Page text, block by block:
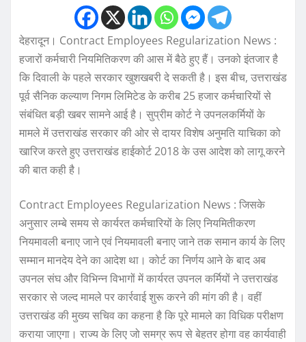
देहरादून। Contract Employees Regularization News :
हजारों कर्मचारी नियमितिकरण की आस में बैठे हुए हैं। उनको इंतजार है
कि दिवाली के पहले सरकार खुशखबरी दे सकती है। इस बीच, उत्तराखंड
पूर्व सैनिक कल्याण निगम लिमिटेड के करीब 25 हजार कर्मचारियों से
संबंधित बड़ी खबर सामने आई है। सुप्रीम कोर्ट ने उपनलकर्मियों के
मामले में उत्तराखंड सरकार की ओर से दायर विशेष अनुमति याचिका को
खारिज करते हुए उत्तराखंड हाईकोर्ट 2018 के उस आदेश को लागू करने
की बात कही है।
Contract Employees Regularization News : जिसके
अनुसार लम्बे समय से कार्यरत कर्मचारियों के लिए नियमितीकरण
नियमावली बनाए जाने एवं नियमावली बनाए जाने तक समान कार्य के लिए
सम्मान मानदेय देने का आदेश था। कोर्ट का निर्णय आने के बाद अब
उपनल संघ और विभिन्न विभागों में कार्यरत उपनल कर्मियों ने उत्तराखंड
सरकार से जल्द मामले पर कार्रवाई शुरू करने की मांग की है। वहीं
उत्तराखंड की मुख्य सचिव का कहना है कि पूरे मामले का विधिक परीक्षण
कराया जाएगा। राज्य के लिए जो समग्र रूप से बेहतर होगा वह कार्यवाही